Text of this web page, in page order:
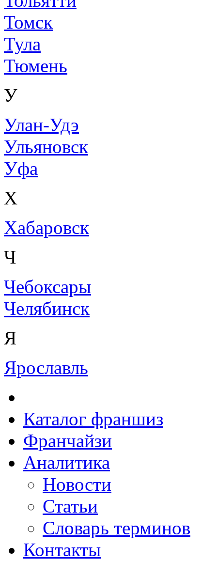
Томск
Тула
Тюмень
У
Улан-Удэ
Ульяновск
Уфа
Х
Хабаровск
Ч
Чебоксары
Челябинск
Я
Ярославль
Каталог франшиз
Франчайзи
Аналитика
Новости
Статьи
Словарь терминов
Контакты